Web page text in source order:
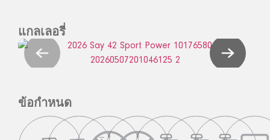
แกลเลอรี่
ข้อกำหนด